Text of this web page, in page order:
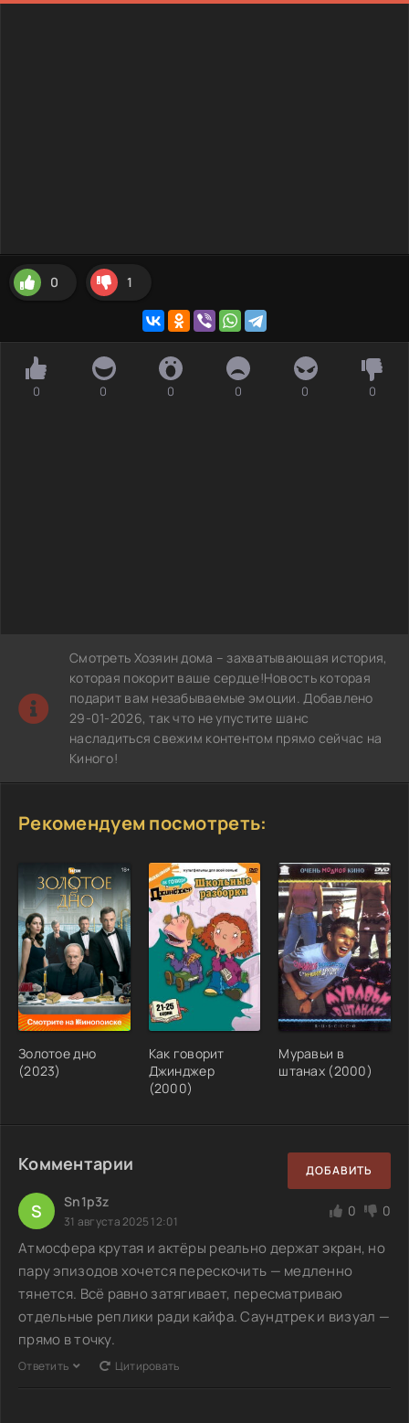
0 1
0 0 0 0 0 0
Смотреть Хозяин дома – захватывающая история,
которая покорит ваше сердце!Новость которая
подарит вам незабываемые эмоции. Добавлено
29-01-2026, так что не упустите шанс
насладиться свежим контентом прямо сейчас на
Киного!
Рекомендуем посмотреть:
Золотое дно
(2023)
Как говорит
Джинджер
(2000)
Муравьи в
штанах (2000)
Комментарии ДОБАВИТЬ
S Sn1p3z
31 августа 2025 12:01
0 0
Атмосфера крутая и актёры реально держат экран, но
пару эпизодов хочется перескочить — медленно
тянется. Всё равно затягивает, пересматриваю
отдельные реплики ради кайфа. Саундтрек и визуал —
прямо в точку.
Ответить Цитировать